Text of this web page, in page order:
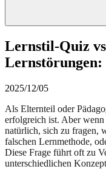
Lernstil-Quiz
Lernstörungen:
2025/12/05
Als Elternteil oder
erfolgreich ist. Aber
natürlich, sich zu fragen,
falschen Lernmethode,
Diese Frage führt oft zu
unterschiedlichen